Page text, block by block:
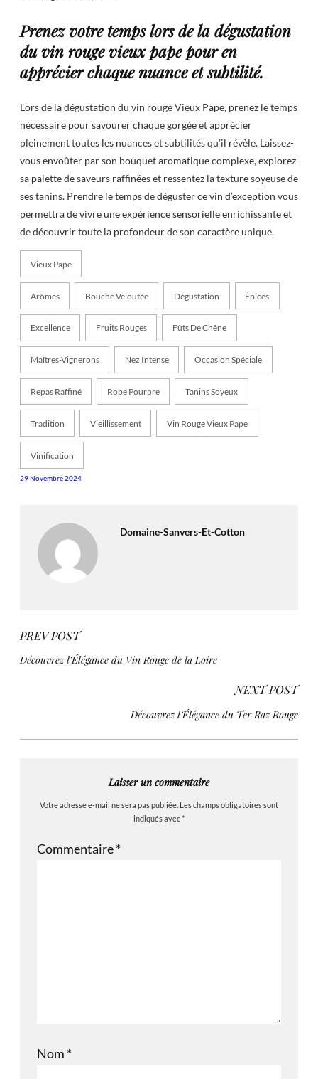
Prenez votre temps lors de la dégustation
du vin rouge vieux pape pour en
apprécier chaque nuance et subtilité.
Lors de la dégustation du vin rouge Vieux Pape, prenez le temps
nécessaire pour savourer chaque gorgée et apprécier
pleinement toutes les nuances et subtilités qu’il révèle. Laissez-
vous envoûter par son bouquet aromatique complexe, explorez
sa palette de saveurs raffinées et ressentez la texture soyeuse de
ses tanins. Prendre le temps de déguster ce vin d’exception vous
permettra de vivre une expérience sensorielle enrichissante et
de découvrir toute la profondeur de son caractère unique.
Vieux Pape
Arômes Bouche Veloutée Dégustation Épices
Excellence Fruits Rouges Fûts De Chêne
Maîtres-Vignerons Nez Intense Occasion Spéciale
Repas Raffiné Robe Pourpre Tanins Soyeux
Tradition Vieillissement Vin Rouge Vieux Pape
Vinification
29 Novembre 2024
Domaine-Sanvers-Et-Cotton
PREV POST
Découvrez l’Élégance du Vin Rouge de la Loire
NEXT POST
Découvrez l’Élégance du Ter Raz Rouge
Laisser un commentaire
Votre adresse e-mail ne sera pas publiée. Les champs obligatoires sont
indiqués avec*
Commentaire*
Nom *